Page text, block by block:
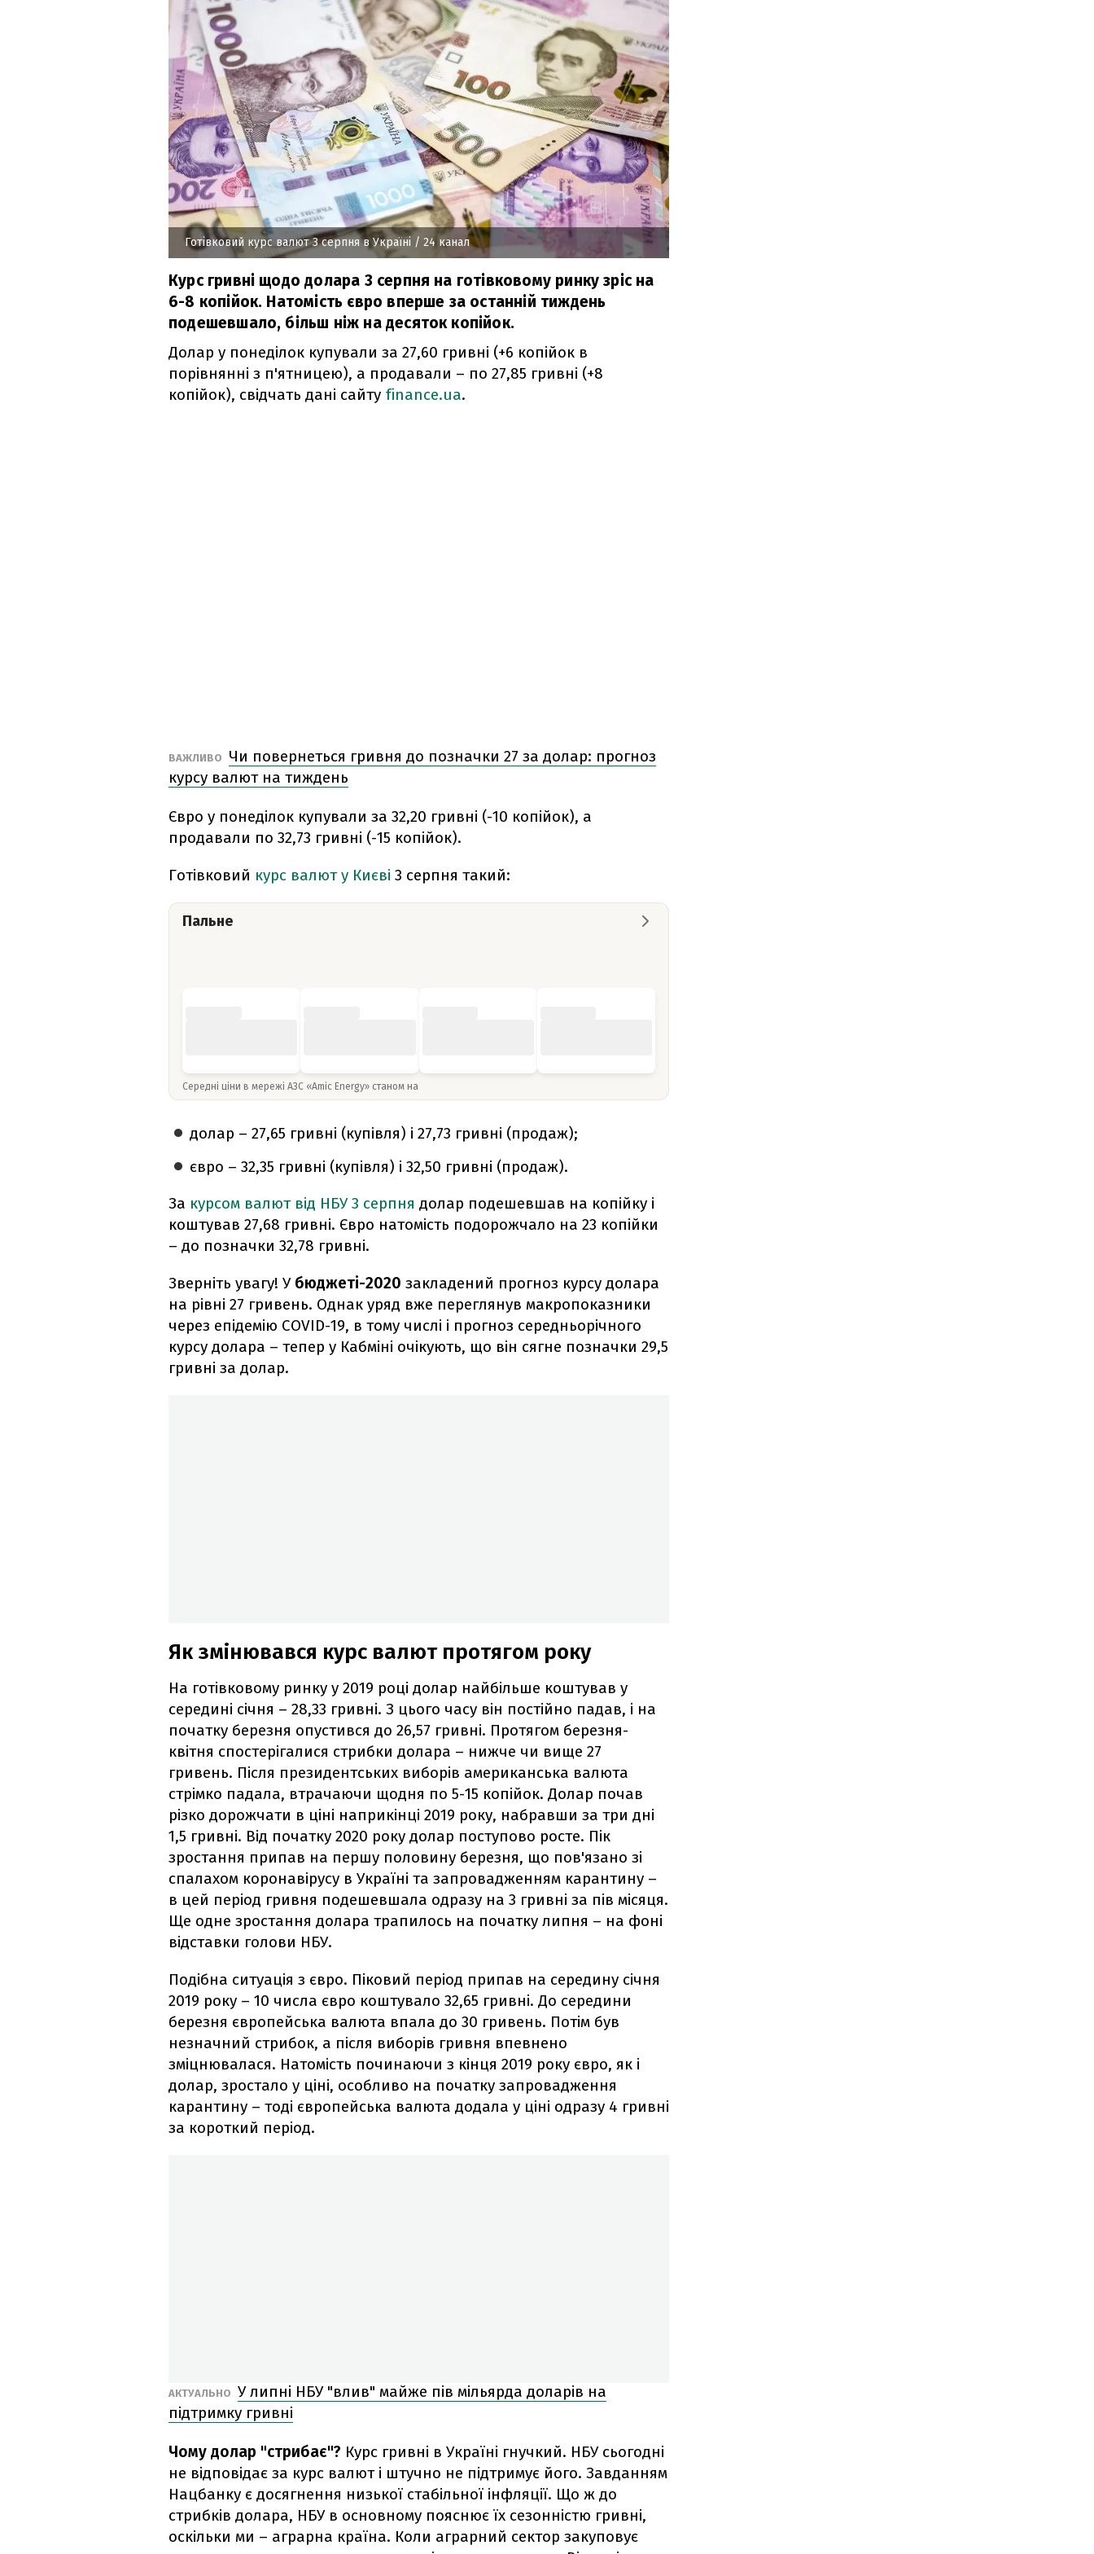
Готівковий курс валют 3 серпня в Україні / 24 канал
Курс гривні щодо долара 3 серпня на готівковому ринку зріс на
6-8 копійок. Натомість євро вперше за останній тиждень
подешевшало, більш ніж на десяток копійок.
Долар у понеділок купували за 27,60 гривні (+6 копійок в
порівнянні з п'ятницею), а продавали – по 27,85 гривні (+8
копійок), свідчать дані сайту finance.ua.
ВАЖЛИВО
Чи повернеться гривня до позначки 27 за долар: прогноз
курсу валют на тиждень
Євро у понеділок купували за 32,20 гривні (-10 копійок), а
продавали по 32,73 гривні (-15 копійок).
Готівковий курс валют у Києві 3 серпня такий:
Пальне
Середні ціни в мережі АЗС «Amic Energy» станом на
долар – 27,65 гривні (купівля) і 27,73 гривні (продаж);
євро – 32,35 гривні (купівля) і 32,50 гривні (продаж).
За курсом валют від НБУ 3 серпня долар подешевшав на копійку і
коштував 27,68 гривні. Євро натомість подорожчало на 23 копійки
– до позначки 32,78 гривні.
Зверніть увагу! У бюджеті-2020 закладений прогноз курсу долара
на рівні 27 гривень. Однак уряд вже переглянув макропоказники
через епідемію COVID-19, в тому числі і прогноз середньорічного
курсу долара – тепер у Кабміні очікують, що він сягне позначки 29,5
гривні за долар.
Як змінювався курс валют протягом року
На готівковому ринку у 2019 році долар найбільше коштував у
середині січня – 28,33 гривні. З цього часу він постійно падав, і на
початку березня опустився до 26,57 гривні. Протягом березня-
квітня спостерігалися стрибки долара – нижче чи вище 27
гривень. Після президентських виборів американська валюта
стрімко падала, втрачаючи щодня по 5-15 копійок. Долар почав
різко дорожчати в ціні наприкінці 2019 року, набравши за три дні
1,5 гривні. Від початку 2020 року долар поступово росте. Пік
зростання припав на першу половину березня, що пов'язано зі
спалахом коронавірусу в Україні та запровадженням карантину –
в цей період гривня подешевшала одразу на 3 гривні за пів місяця.
Ще одне зростання долара трапилось на початку липня – на фоні
відставки голови НБУ.
Подібна ситуація з євро. Піковий період припав на середину січня
2019 року – 10 числа євро коштувало 32,65 гривні. До середини
березня європейська валюта впала до 30 гривень. Потім був
незначний стрибок, а після виборів гривня впевнено
зміцнювалася. Натомість починаючи з кінця 2019 року євро, як і
долар, зростало у ціні, особливо на початку запровадження
карантину – тоді європейська валюта додала у ціні одразу 4 гривні
за короткий період.
АКТУАЛЬНО У липні НБУ "влив" майже пів мільярда доларів на
підтримку гривні
Чому долар "стрибає"? Курс гривні в Україні гнучкий. НБУ сьогодні
не відповідає за курс валют і штучно не підтримує його. Завданням
Нацбанку є досягнення низької стабільної інфляції. Що ж до
стрибків долара, НБУ в основному пояснює їх сезонністю гривні,
оскільки ми – аграрна країна. Коли аграрний сектор закуповує